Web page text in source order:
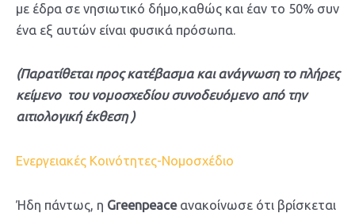
με έδρα σε νησιωτικό δήμο,καθώς και έαν το 50% συν
ένα εξ αυτών είναι φυσικά πρόσωπα.
(Παρατίθεται προς κατέβασμα και ανάγνωση το πλήρες
κείμενο του νομοσχεδίου συνοδευόμενο από την
αιτιολογική έκθεση )
Ενεργειακές Κοινότητες-Νομοσχέδιο
Ήδη πάντως, η Greenpeaceανακοίνωσε ότι βρίσκεται